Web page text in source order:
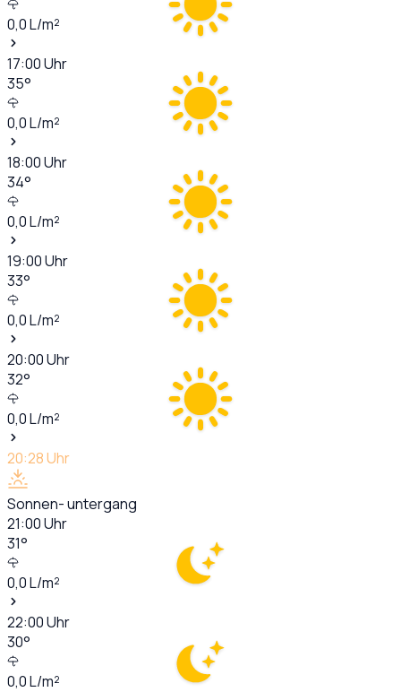
0,0L/m²
17:00Uhr
35°
0,0L/m²
18:00Uhr
34°
0,0L/m²
19:00Uhr
33°
0,0L/m²
20:00Uhr
32°
0,0L/m²
20:28Uhr
Sonnen- untergang
21:00Uhr
31°
0,0L/m²
22:00Uhr
30°
0,0L/m²